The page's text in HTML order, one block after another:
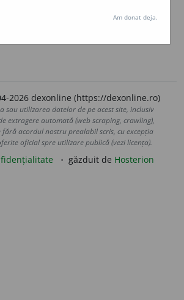
2026 dexonline (https://dexonline.ro)
sau utilizarea datelor de pe acest site, inclusiv
extragere automată (web scraping, crawling),
fără acordul nostru prealabil scris, cu excepția
oficial spre utilizare publică (vezi licența).
găzduit de Hosterion
Am donat deja.